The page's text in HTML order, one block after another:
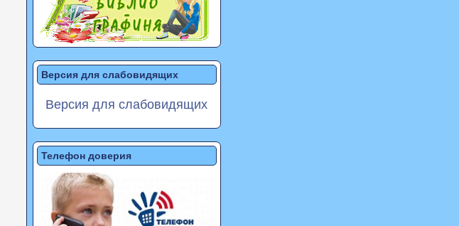
Версия для слабовидящих
Версия для слабовидящих
Телефон доверия